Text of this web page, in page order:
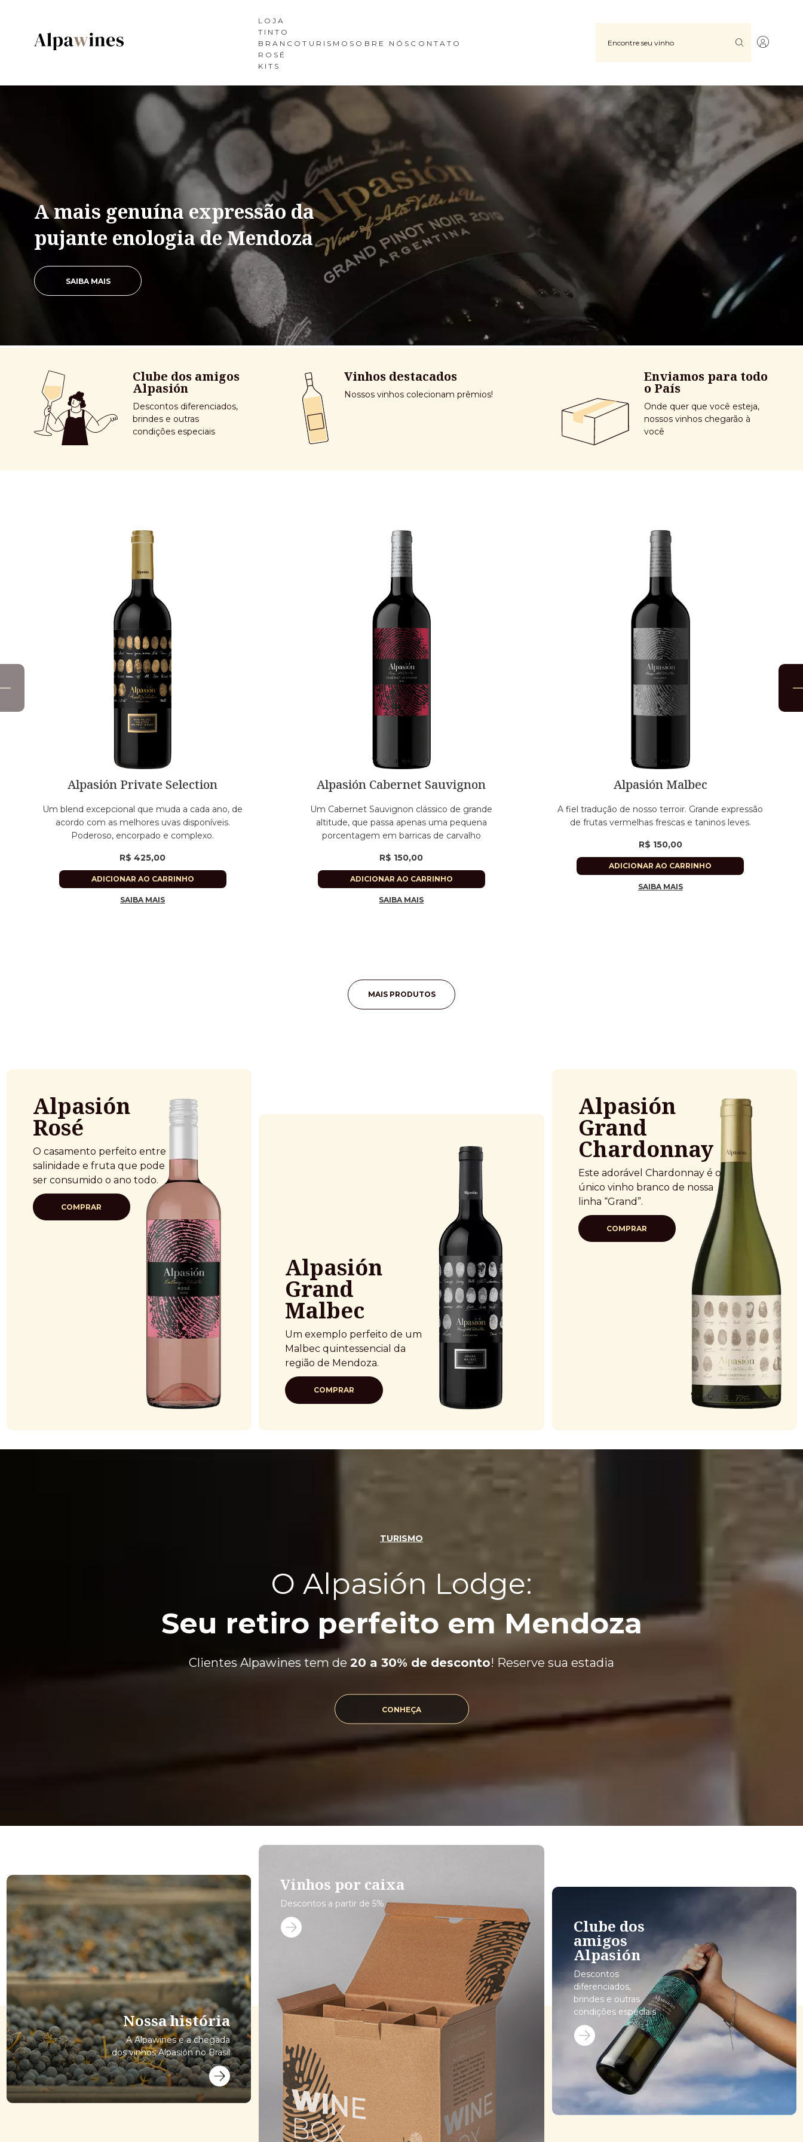
LOJA
TINTO
BRANCO
ROSÉ
KITS
TURISMO SOBRE NÓS CONTATO
A mais genuína expressão da
pujante enologia de Mendoza
SAIBA MAIS
Clube dos amigos
Alpasión
Descontos diferenciados,
brindes e outras
condições especiais
Vinhos destacados
Nossos vinhos colecionam prêmios!
Enviamos para todo
o País
Onde quer que você esteja,
nossos vinhos chegarão à
você
Alpasión Private Selection
Um blend excepcional que muda a cada ano, de
acordo com as melhores uvas disponíveis.
Poderoso, encorpado e complexo.
R$ 425,00
ADICIONAR AO CARRINHO
SAIBA MAIS
Alpasión Cabernet Sauvignon
Um Cabernet Sauvignon clássico de grande
altitude, que passa apenas uma pequena
porcentagem em barricas de carvalho
R$ 150,00
ADICIONAR AO CARRINHO
SAIBA MAIS
Alpasión Malbec
A fiel tradução de nosso terroir. Grande expressão
de frutas vermelhas frescas e taninos leves.
R$ 150,00
ADICIONAR AO CARRINHO
SAIBA MAIS
MAIS PRODUTOS
Alpasión
Rosé
O casamento perfeito entre
salinidade e fruta que pode
ser consumido o ano todo.
COMPRAR
Alpasión
Grand
Malbec
Um exemplo perfeito de um
Malbec quintessencial da
região de Mendoza.
COMPRAR
Alpasión
Grand
Chardonnay
Este adorável Chardonnay é o
único vinho branco de nossa
linha “Grand”.
COMPRAR
TURISMO
O Alpasión Lodge:
Seu retiro perfeito em Mendoza
Clientes Alpawines tem de 20 a 30% de desconto! Reserve sua estadia
CONHEÇA
Nossa história
A Alpawines e a chegada
dos vinhos Alpasión no Brasil
Vinhos por caixa
Descontos a partir de 5%
Clube dos
amigos
Alpasión
Descontos
diferenciados,
brindes e outras
condições especiais